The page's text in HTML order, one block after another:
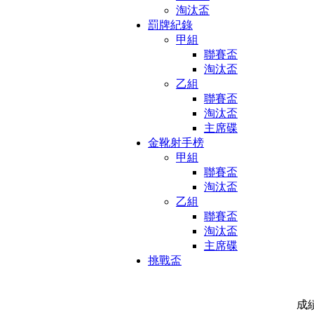
淘汰盃
罰牌紀錄
甲組
聯賽盃
淘汰盃
乙組
聯賽盃
淘汰盃
主席碟
金靴射手榜
甲組
聯賽盃
淘汰盃
乙組
聯賽盃
淘汰盃
主席碟
挑戰盃
成